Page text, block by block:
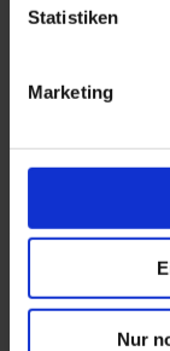
Statistiken
Marketing
Nur
Quelle: Tenneco
Unterstützend
Verfügung,
gezielte
handelt es sich